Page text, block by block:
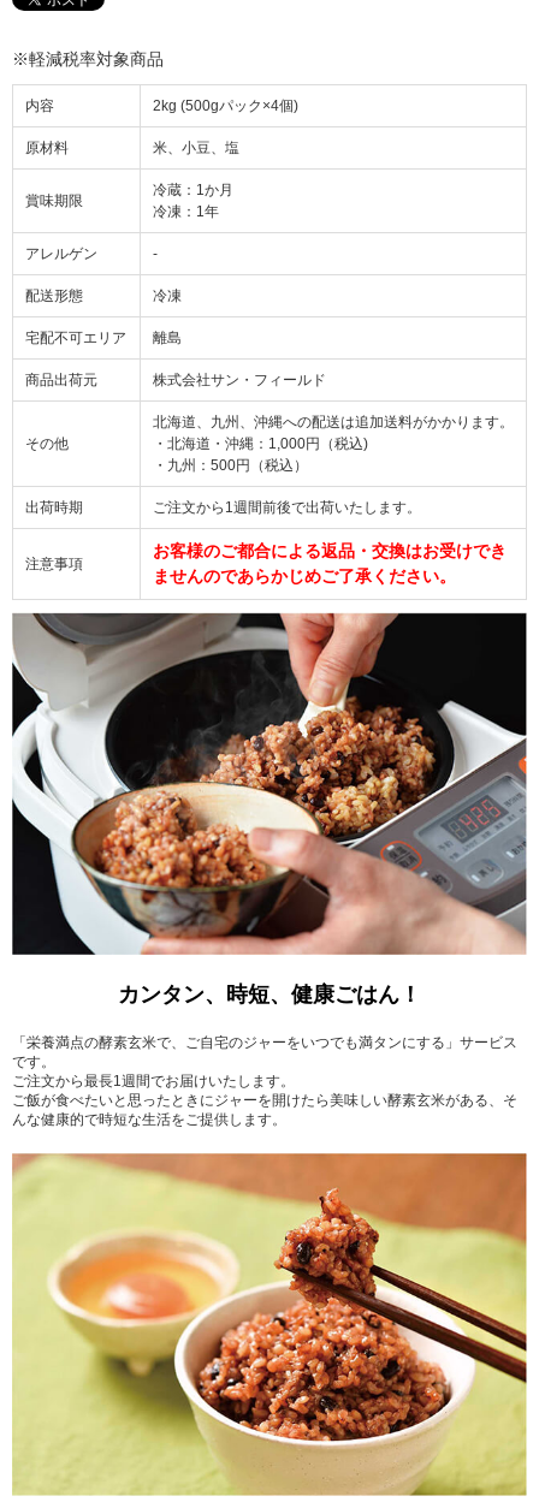
※軽減税率対象商品
内容 2kg (500gパック×4個)
原材料 米、小豆、塩
賞味期限
冷蔵：1か月
冷凍：1年
アレルゲン -
配送形態 冷凍
宅配不可エリア 離島
商品出荷元 株式会社サン・フィールド
その他
北海道、九州、沖縄への配送は追加送料がかかります。
・北海道・沖縄：1,000円（税込)
・九州：500円（税込）
出荷時期 ご注文から1週間前後で出荷いたします。
注意事項
お客様のご都合による返品・交換はお受けでき
ませんのであらかじめご了承ください。
カンタン、時短、健康ごはん！
「栄養満点の酵素玄米で、ご自宅のジャーをいつでも満タンにする」サービス
です。
ご注文から最長1週間でお届けいたします。
ご飯が食べたいと思ったときにジャーを開けたら美味しい酵素玄米がある、そ
んな健康的で時短な生活をご提供します。